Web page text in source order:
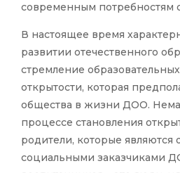
современным потребностям
В настоящее время
развитии отечественного
стремление
открытости, которая
общества в жизни ДОО.
процессе становления
родители, которые являются
социальными заказчиками